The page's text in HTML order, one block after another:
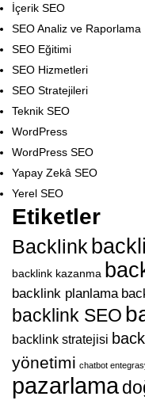
İçerik SEO
SEO Analiz ve Raporlama
SEO Eğitimi
SEO Hizmetleri
SEO Stratejileri
Teknik SEO
WordPress
WordPress SEO
Yapay Zekâ SEO
Yerel SEO
Etiketler
Backlink
backlink kazanma
backlink planlama
backlink SEO
backlink stratejisi
yönetimi chatbot
pazarlama